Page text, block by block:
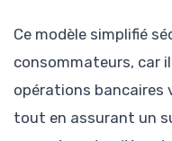
Ce modèle simplifié
consommateurs, car
opérations bancaires
tout en assurant un